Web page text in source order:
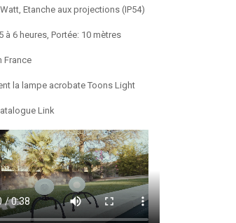
Etanche aux projections (IP54)
à 6 heures, Portée: 10 mètres
France
la lampe acrobate Toons Light
Link